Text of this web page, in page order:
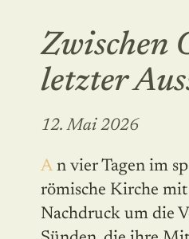
Zwischen
letzter
12. Mai 2026
An vier Tagen im späten Frühjahr betet die
römische Kirche
Nachdruck um die